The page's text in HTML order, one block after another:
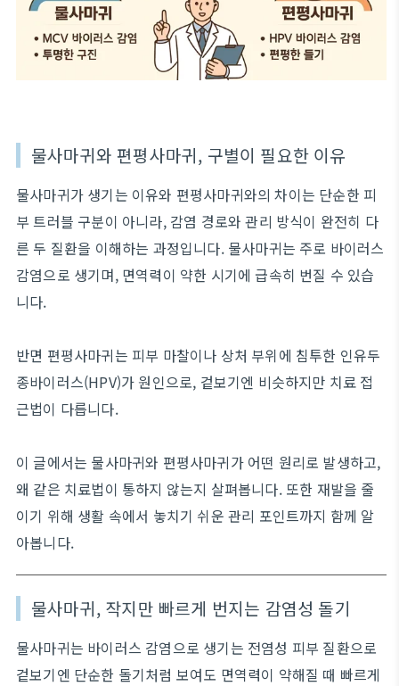
물사마귀와 편평사마귀, 구별이 필요한 이유
물사마귀가 생기는 이유와 편평사마귀와의 차이는 단순한 피
부 트러블 구분이 아니라, 감염 경로와 관리 방식이 완전히 다
른 두 질환을 이해하는 과정입니다. 물사마귀는 주로 바이러스
감염으로 생기며, 면역력이 약한 시기에 급속히 번질 수 있습
니다.
반면 편평사마귀는 피부 마찰이나 상처 부위에 침투한 인유두
종바이러스(HPV)가 원인으로, 겉보기엔 비슷하지만 치료 접
근법이 다릅니다.
이 글에서는 물사마귀와 편평사마귀가 어떤 원리로 발생하고,
왜 같은 치료법이 통하지 않는지 살펴봅니다. 또한 재발을 줄
이기 위해 생활 속에서 놓치기 쉬운 관리 포인트까지 함께 알
아봅니다.
물사마귀, 작지만 빠르게 번지는 감염성 돌기
물사마귀는 바이러스 감염으로 생기는 전염성 피부 질환으로
겉보기엔 단순한 돌기처럼 보여도 면역력이 약해질 때 빠르게